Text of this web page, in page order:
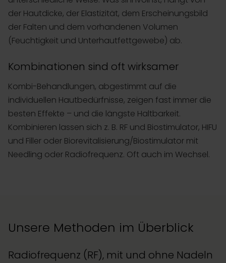
der Hautdicke, der Elastizität, dem Erscheinungsbild
der Falten und dem vorhandenen Volumen
(Feuchtigkeit und Unterhautfettgewebe) ab.
Kombinationen sind oft wirksamer
Kombi-Behandlungen, abgestimmt auf die
individuellen Hautbedürfnisse, zeigen fast immer die
besten Effekte – und die längste Haltbarkeit.
Kombinieren lassen sich z. B. RF und Biostimulator, HIFU
und Filler oder Biorevitalisierung/Biostimulator mit
Needling oder Radiofrequenz. Oft auch im Wechsel.
Unsere Methoden im Überblick
Radiofrequenz (RF), mit und ohne Nadeln